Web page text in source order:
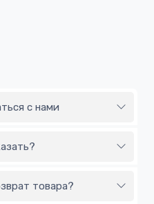
с нами
товара?